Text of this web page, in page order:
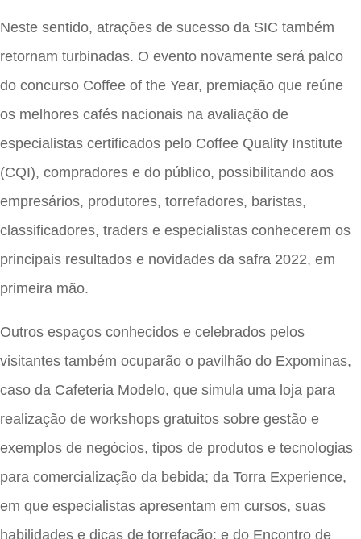
Neste sentido, atrações de sucesso da SIC também
retornam turbinadas. O evento novamente será palco
do concurso Coffee of the Year, premiação que reúne
os melhores cafés nacionais na avaliação de
especialistas certificados pelo Coffee Quality Institute
(CQI), compradores e do público, possibilitando aos
empresários, produtores, torrefadores, baristas,
classificadores, traders e especialistas conhecerem os
principais resultados e novidades da safra 2022, em
primeira mão.
Outros espaços conhecidos e celebrados pelos
visitantes também ocuparão o pavilhão do Expominas,
caso da Cafeteria Modelo, que simula uma loja para
realização de workshops gratuitos sobre gestão e
exemplos de negócios, tipos de produtos e tecnologias
para comercialização da bebida; da Torra Experience,
em que especialistas apresentam em cursos, suas
habilidades e dicas de torrefação; e do Encontro de